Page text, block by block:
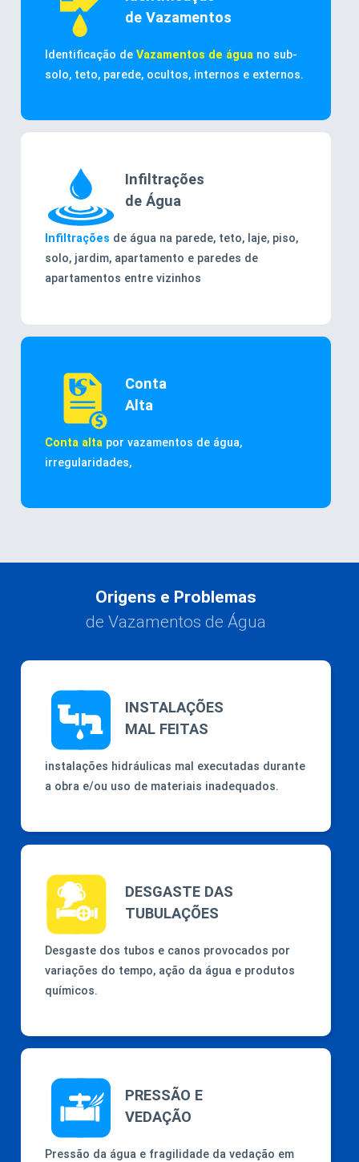
de Vazamentos
Identificação deVazamentos de água no sub-
solo, teto, parede, ocultos, internos e externos.
Infiltrações
de Água
Infiltrações de água na parede, teto, laje, piso,
solo, jardim, apartamento e paredes de
apartamentos entre vizinhos
Conta
Alta
Conta alta por vazamentos de água,
irregularidades,
Origens e Problemas
de Vazamentos de Água
INSTALAÇÕES
MAL FEITAS
instalações hidráulicas mal executadas durante
a obra e/ou uso de materiais inadequados.
DESGASTE DAS
TUBULAÇÕES
Desgaste dos tubos e canos provocados por
variações do tempo, ação da água e produtos
químicos.
PRESSÃO E
VEDAÇÃO
Pressão da água e fragilidade da vedação em